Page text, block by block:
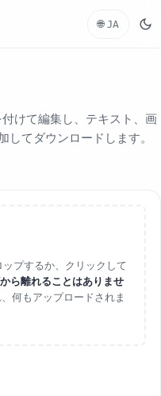
🌐 JA
けて編集し、テキスト、画
てダウンロードします。
プするか、クリックして
ら離れることはありませ
何もアップロードされま